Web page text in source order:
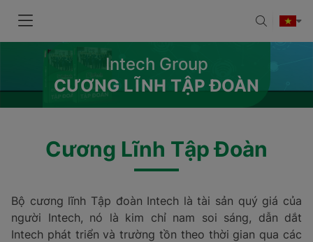
Intech Group
CƯƠNG LĨNH TẬP ĐOÀN
Cương Lĩnh Tập Đoàn
Bộ cương lĩnh Tập đoàn Intech là tài sản quý giá của
người Intech, nó là kim chỉ nam soi sáng, dẫn dắt
Intech phát triển và trường tồn theo thời gian qua các